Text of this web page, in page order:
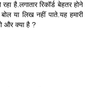
है.लगातार रिकॉर्ड बेहतर होने
या लिख नहीं पाते.यह हमारी
और क्या है ?